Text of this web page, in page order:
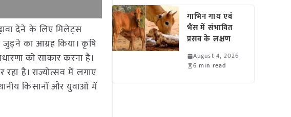
देने के लिए मिलेट्स
का आग्रह किया। कृषि
को साकार करना है।
है। राज्योत्सव में लगाए
किसानों और युवाओं में
गाभिन गाय एवं
भैंस में संभावित
प्रसव के लक्षण
August 4, 2026
6 min read